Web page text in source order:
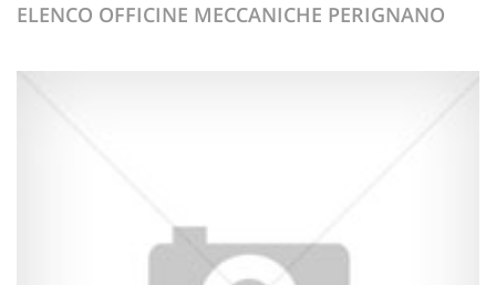
ELENCO OFFICINE MECCANICHE PERIGNANO